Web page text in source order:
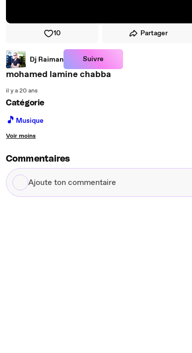
10 Partager
Dj Raiman Suivre
mohamed lamine chabba
il y a 20 ans
Catégorie
🎵 Musique
Voir moins
Commentaires
Ajoute
ton